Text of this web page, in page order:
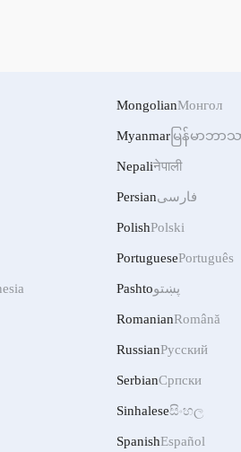
MongolianМонгол
Myanmar မြန်မာဘာ
Nepaliनेपाली
Persianفارسی
PolishPolski
PortuguesePortuguês
Pashtoپښتو
RomanianRomână
RussianРусский
SerbianСрпски
Sinhaleseසිංහල
SpanishEspañol